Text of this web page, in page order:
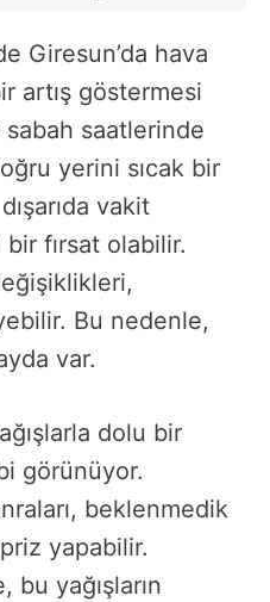
Giresun’da hava
artış göstermesi
saatlerinde
yerini sıcak bir
vakit
fırsat olabilir.
Bu nedenle,
var.
dolu bir
görünüyor.
beklenmedik
yapabilir.
bu yağışların